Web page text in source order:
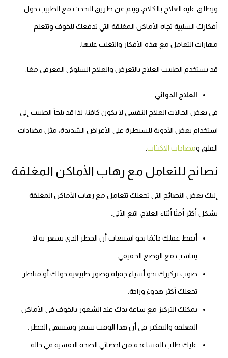
ويطلق عليه العلاج بالكلام، ويتم عن طريق التحدث مع الطبيب حول
أفكارك السلبية تجاه الأماكن المغلقة التي تدفعك للخوف وتتعلم
مهارات التعامل مع هذه الأفكار والتغلب عليها.
قد يستخدم الطبيب العلاج بالتعرض والعلاج السلوكي المعرفي معًا.
العلاج الدوائي
في بعض الحالات العلاج النفسي لا يكون كافيًا، لذا قد يلجأ الطبيب إلى
استخدام بعض الأدوية للسيطرة على الأعراض الشديدة، مثل مضادات
القلق ومضادات الاكتئاب
نصائح للتعامل مع رهاب الأماكن المغلقة
إليك بعض النصائح التي تجعلك تتعامل مع رهاب الأماكن المغلقة
بشكل أكثر أمنًا أثناء العلاج، اتبع الآتي:
أيقظ عقلك دائمًا نحو استيعاب أن الخطر الذي تشعر به لا
يتناسب مع الوضع الحقيقي.
صوب تركيزك نحو أشياء جميلة وصور طبيعية حولك أو مناظر
تجعلك أكثر هدوءً وراحة.
يمكنك التركيز مع ساعة يدك عند الشعور بالخوف في الأماكن
المغلقة والتفكير في أن هذا الوقت سيمر وسينتهي الخطر.
عليك طلب المساعدة من اخصائي الصحة النفسية في حالة